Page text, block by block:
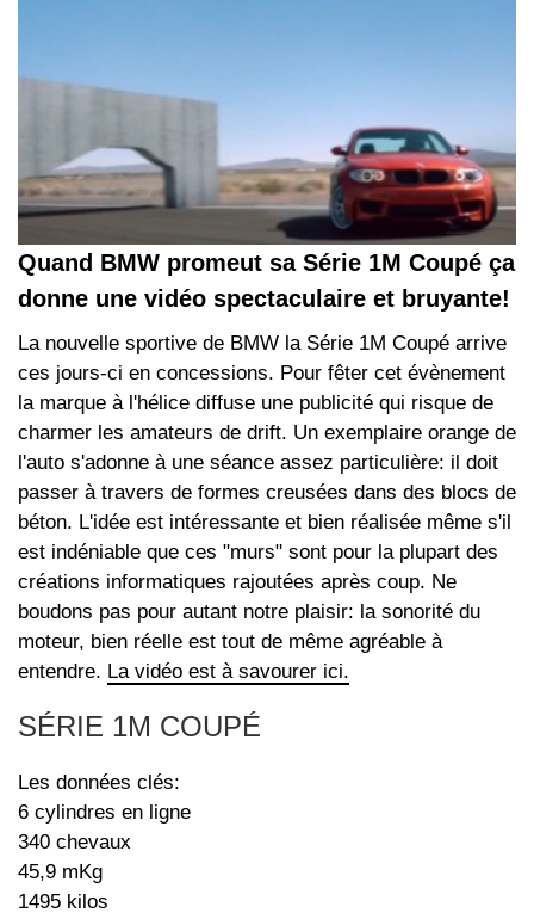
Quand BMW promeut sa Série 1M Coupé ça
donne une vidéo spectaculaire et bruyante!
La nouvelle sportive de BMW la Série 1M Coupé arrive
ces jours-ci en concessions. Pour fêter cet évènement
la marque à l'hélice diffuse une publicité qui risque de
charmer les amateurs de drift. Un exemplaire orange de
l'auto s'adonne à une séance assez particulière: il doit
passer à travers de formes creusées dans des blocs de
béton. L'idée est intéressante et bien réalisée même s'il
est indéniable que ces "murs" sont pour la plupart des
créations informatiques rajoutées après coup. Ne
boudons pas pour autant notre plaisir: la sonorité du
moteur, bien réelle est tout de même agréable à
entendre. La vidéo est à savourer ici.
SÉRIE 1M COUPÉ
Les données clés:
6 cylindres en ligne
340 chevaux
45,9 mKg
1495 kilos